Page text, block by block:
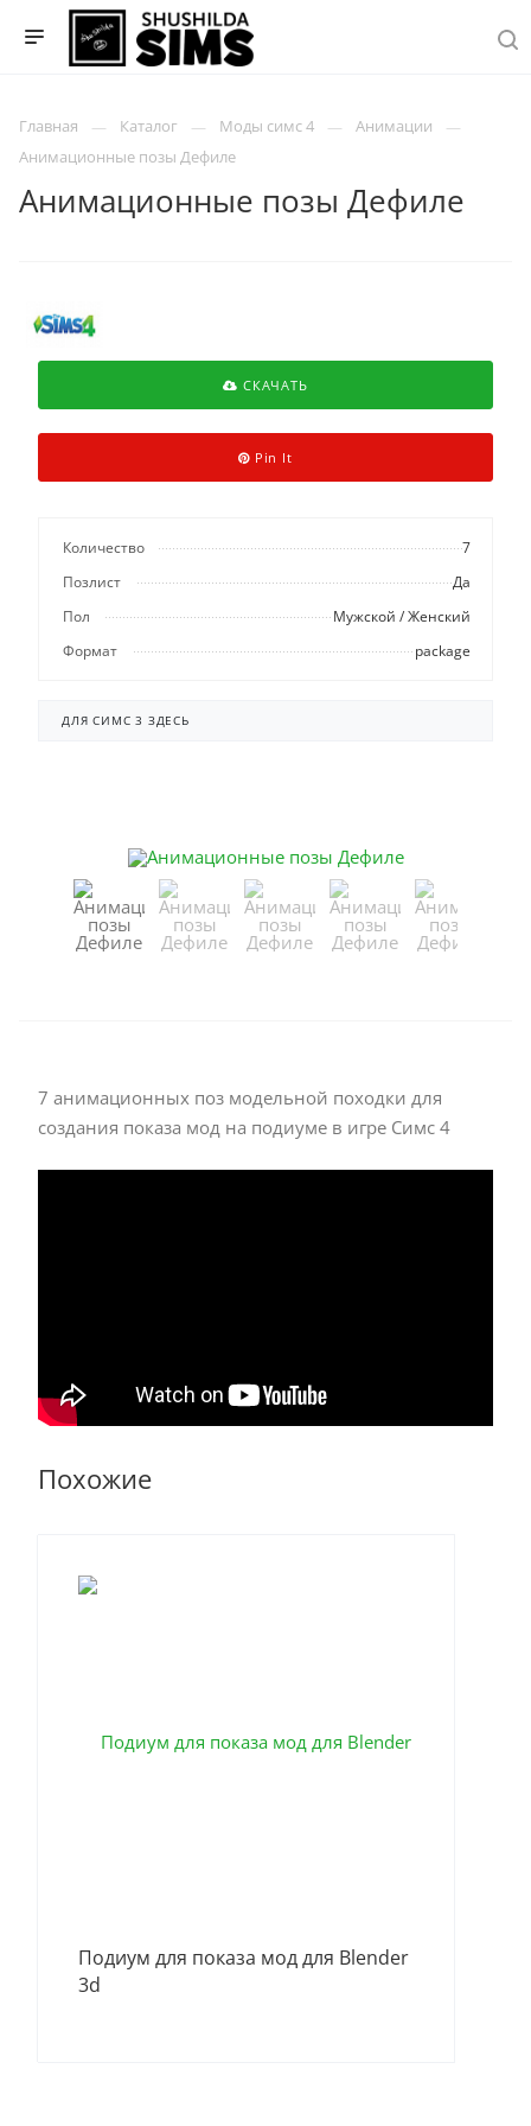
Главная Каталог Моды симс 4
Анимации
Анимационные позы Дефиле
Анимационные позы Дефиле
СКАЧАТЬ
Pin It
Количество
7
Позлист
Да
Пол
Мужской / Женский
Формат
package
ДЛЯ СИМС 3 ЗДЕСЬ
7 анимационных поз модельной походки для
создания показа мод на подиуме в игре Симс 4
Похожие
Подиум для показа мод для Blender
3d